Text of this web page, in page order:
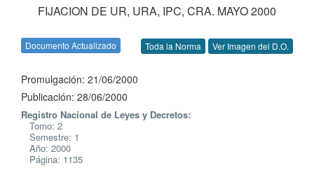
FIJACION DE UR, URA, IPC, CRA. MAYO 2000
Documento Actualizado Toda la Norma Ver Imagen del D.O.
Promulgación: 21/06/2000
Publicación: 28/06/2000
Registro Nacional de Leyes y Decretos:
Tomo: 2
Semestre: 1
Año: 2000
Página: 1135